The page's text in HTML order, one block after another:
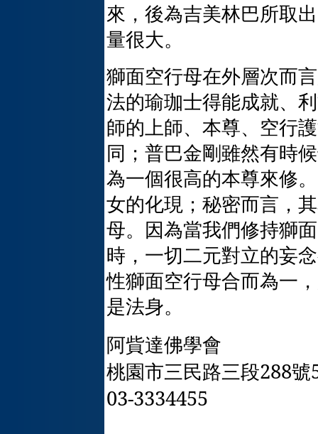
來，後為吉美林巴所取
量很大。
獅面空行母在外層次而
法的瑜珈士得能成就、
師的上師、本尊、空行
同；普巴金剛雖然有時
為一個很高的本尊來修
女的化現；秘密而言，
母。因為當我們修持獅
時，一切二元對立的妄
性獅面空行母合而為一
是法身。
阿貲達佛學會
桃園市三民路三段288號
03-3334455